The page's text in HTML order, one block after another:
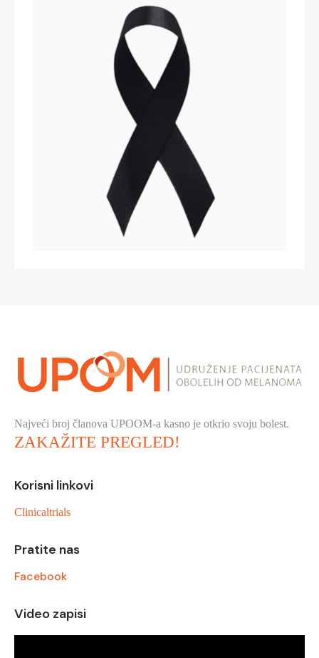
Najveći broj članova UPOOM-a kasno je otkrio svoju bolest.
ZAKAŽITE PREGLED!
Korisni linkovi
Clinicaltrials
Pratite nas
Facebook
Video zapisi